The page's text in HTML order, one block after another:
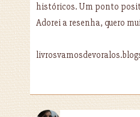
históricos. Um ponto
Adorei a resenha, quero